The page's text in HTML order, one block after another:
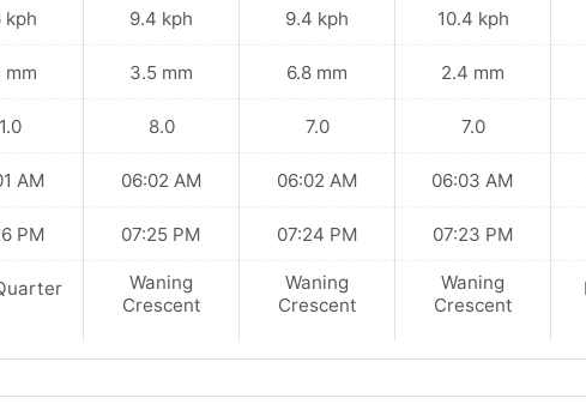
kph
mm
AM
PM
9.4 kph
3.5 mm
8.0
06:02 AM
07:25 PM
Waning
Crescent
9.4 kph
6.8 mm
7.0
06:02 AM
07:24 PM
Waning
Crescent
10.4 kph
2.4 mm
7.0
06:03 AM
07:23 PM
Waning
Crescent